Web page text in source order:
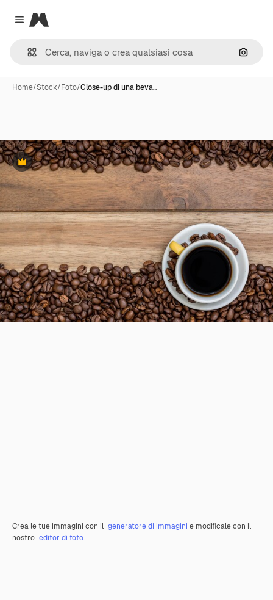
Close menu
Magnific
Cerca
Home/Stock/Foto/Close-up di una beva…
Premium
Crea le tue immagini con il generatore di immagini e modificale con il
nostro editor di foto.